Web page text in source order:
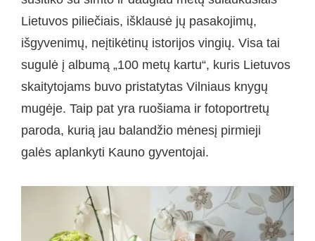
Lietuvos piliečiais, išklausė jų pasakojimų,
išgyvenimų, neįtikėtinų istorijos vingių. Visa tai
sugulė į albumą „100 metų kartu“, kuris Lietuvos
skaitytojams buvo pristatytas Vilniaus knygų
mugėje. Taip pat yra ruošiama ir fotoportretų
paroda, kurią jau balandžio mėnesį pirmieji
galės aplankyti Kauno gyventojai.